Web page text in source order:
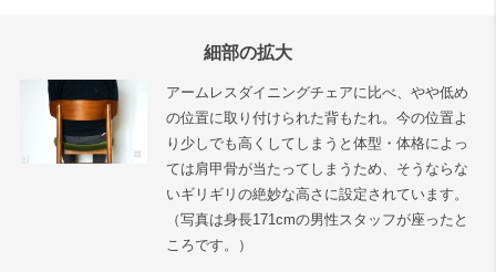
細部の拡大
アームレスダイニングチェアに比べ、やや低め
の位置に取り付けられた背もたれ。今の位置よ
り少しでも高くしてしまうと体型・体格によっ
ては肩甲骨が当たってしまうため、そうならな
いギリギリの絶妙な高さに設定されています。
（写真は身長171cmの男性スタッフが座ったと
ころです。）